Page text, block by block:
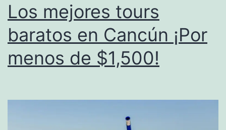
Los mejores tours
baratos en Cancún ¡Por
menos de $1,500!